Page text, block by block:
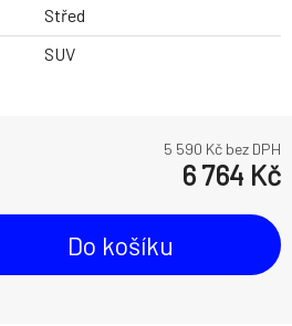
Střed
SUV
5 590 Kč bez DPH
6 764 Kč
Do košíku